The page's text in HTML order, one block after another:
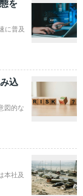
を
に普及
込
図的な
本社及